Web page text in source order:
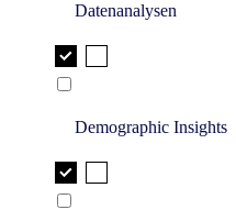
Datenanalysen
Demographic Insights